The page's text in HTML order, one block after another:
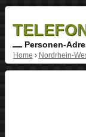
Personen-
Home › Nordrhein-